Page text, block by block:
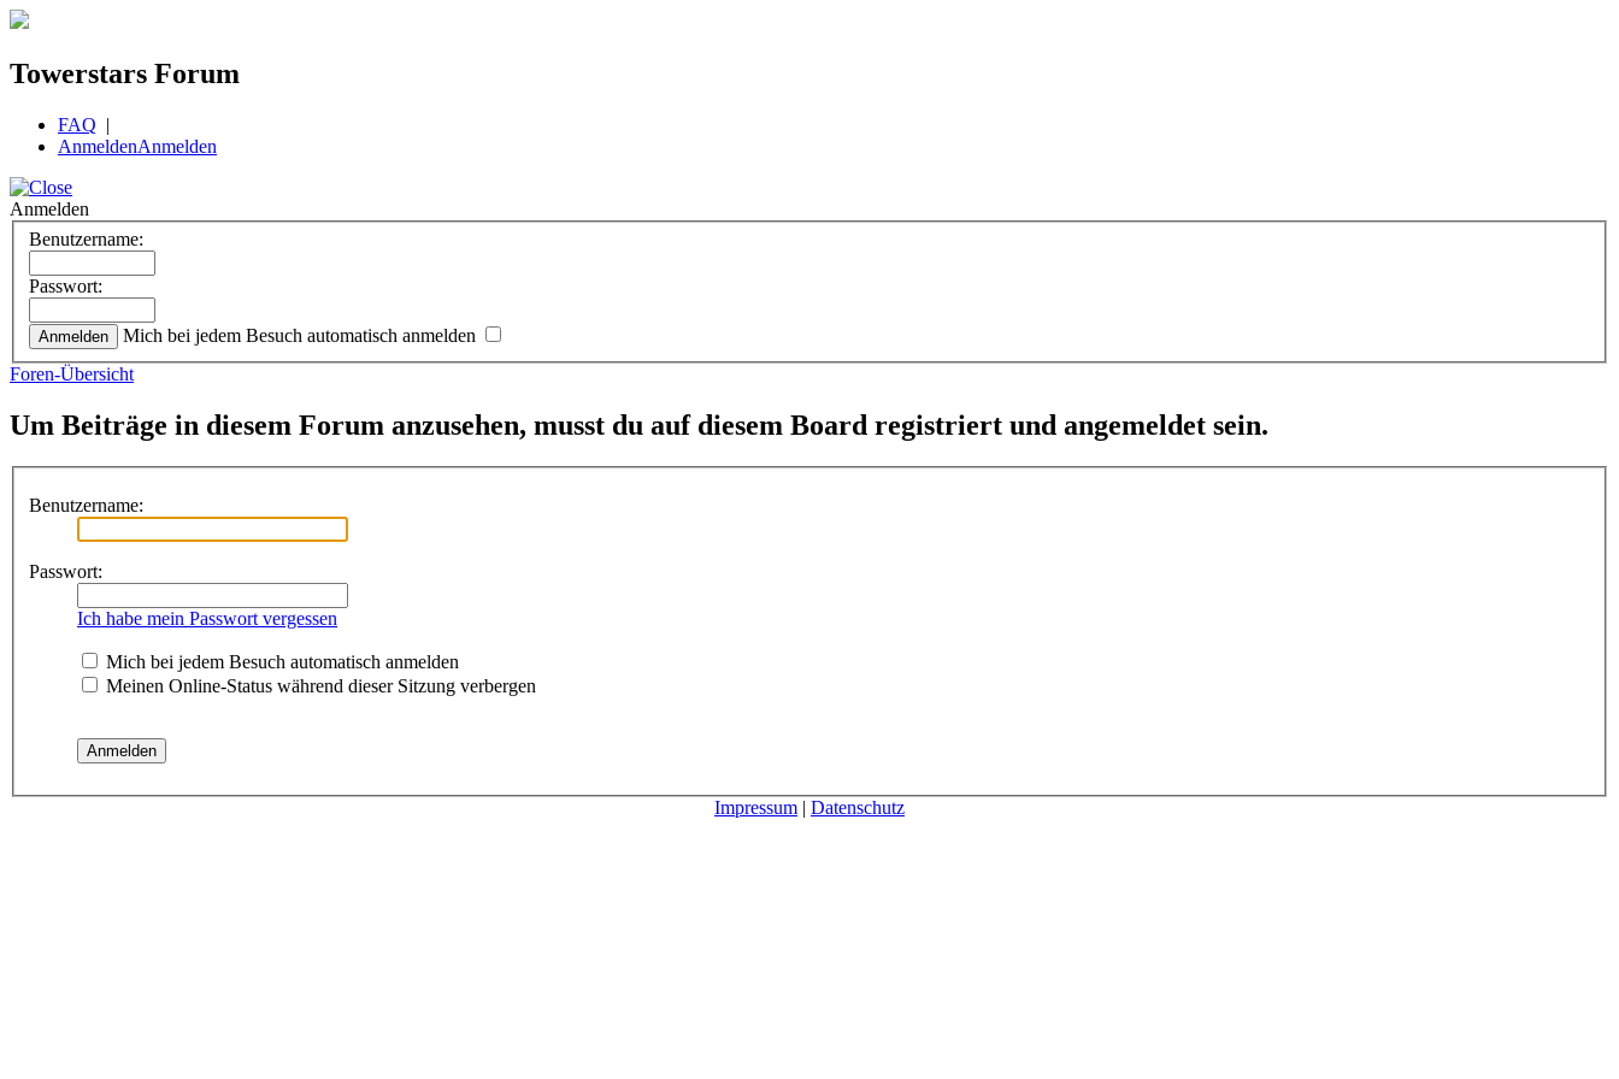
Towerstars Forum
FAQ |
AnmeldenAnmelden
Anmelden
Benutzername:
Passwort:
Mich bei jedem Besuch automatisch anmelden
Foren-Übersicht
Um Beiträge in diesem Forum anzusehen, musst du auf diesem Board registriert und angemeldet sein.
Benutzername:
Passwort:
Ich habe mein Passwort vergessen
Mich bei jedem Besuch automatisch anmelden
Meinen Online-Status während dieser Sitzung verbergen
Impressum | Datenschutz